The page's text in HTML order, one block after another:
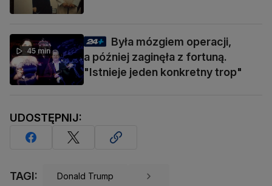
45 min
Była mózgiem operacji,
a później zaginęła z fortuną.
"Istnieje jeden konkretny trop"
UDOSTĘPNIJ:
TAGI: Donald Trump